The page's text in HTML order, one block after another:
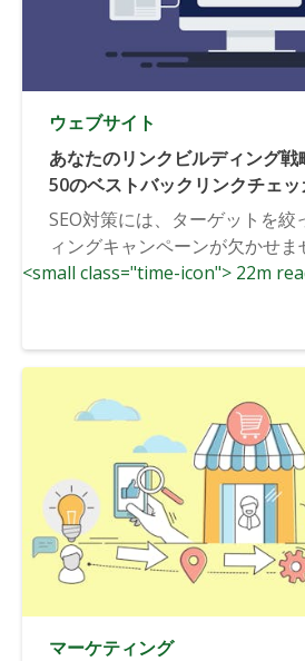
ウェブサイト
あなたのリンクビルディング
50のベストバックリンクチェッ
SEO対策には、ターゲットを絞
ィングキャンペーンが欠かせま
<small class="time-icon"> 22m
マーケティング